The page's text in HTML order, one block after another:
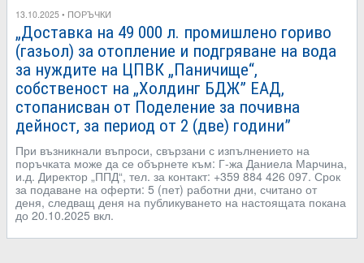
13.10.2025 • ПОРЪЧКИ
„Доставка на 49 000 л. промишлено гориво
(газьол) за отопление и подгряване на вода
за нуждите на ЦПВК „Паничище“,
собственост на „Холдинг БДЖ” ЕАД,
стопанисван от Поделение за почивна
дейност, за период от 2 (две) години”
При възникнали въпроси, свързани с изпълнението на
поръчката може да се обърнете към: Г-жа Даниела Марчина,
и.д. Директор „ППД“, тел. за контакт: +359 884 426 097. Срок
за подаване на оферти: 5 (пет) работни дни, считано от
деня, следващ деня на публикуването на настоящата покана
до 20.10.2025 вкл.